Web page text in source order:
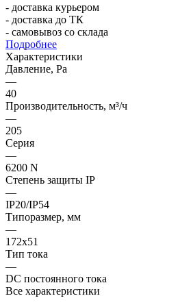
- доставка курьером
- доставка до ТК
- самовывоз со склада
Подробнее
Характеристики
Давление, Pa
—
40
Производительность, м³/ч
—
205
Серия
—
6200 N
Степень защиты IP
—
IP20/IP54
Типоразмер, мм
—
172x51
Тип тока
—
DC постоянного тока
Все характеристики